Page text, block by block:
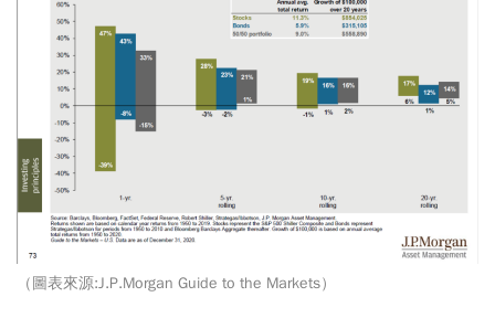
（圖表來源:J.P.Morgan Guide to the Markets）